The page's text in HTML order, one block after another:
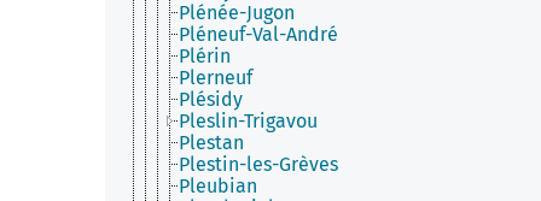
Plénée-Jugon
Pléneuf-Val-André
Plérin
Plerneuf
Plésidy
Pleslin-Trigavou
Plestan
Plestin-les-Grèves
Pleubian